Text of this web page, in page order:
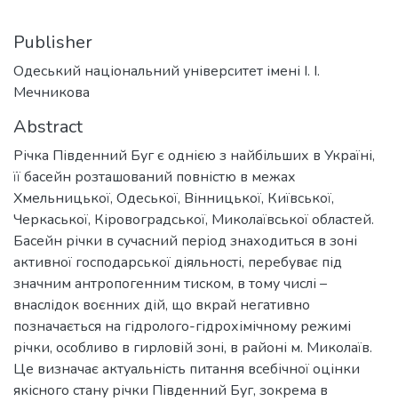
Publisher
Одеський національний університет імені І. І.
Мечникова
Abstract
Річка Південний Буг є однією з найбільших в Україні,
її басейн розташований повністю в межах
Хмельницької, Одеської, Вінницької, Київської,
Черкаської, Кіровоградської, Миколаївської областей.
Басейн річки в сучасний період знаходиться в зоні
активної господарської діяльності, перебуває під
значним антропогенним тиском, в тому числі –
внаслідок воєнних дій, що вкрай негативно
позначається на гідролого-гідрохімічному режимі
річки, особливо в гирловій зоні, в районі м. Миколаїв.
Це визначає актуальність питання всебічної оцінки
якісного стану річки Південний Буг, зокрема в